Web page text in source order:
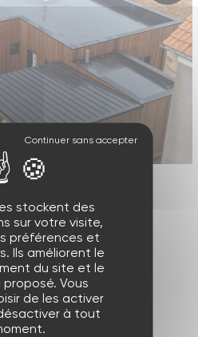
stockent des
sur votre visite,
préférences et
Ils améliorent le
du site et le
Vous
de les activer
à tout